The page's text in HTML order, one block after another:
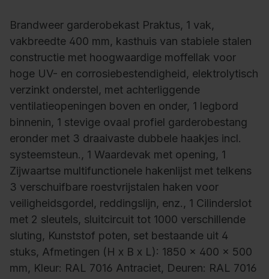
Brandweer garderobekast Praktus, 1 vak,
vakbreedte 400 mm, kasthuis van stabiele stalen
constructie met hoogwaardige moffellak voor
hoge UV- en corrosiebestendigheid, elektrolytisch
verzinkt onderstel, met achterliggende
ventilatieopeningen boven en onder, 1 legbord
binnenin, 1 stevige ovaal profiel garderobestang
eronder met 3 draaivaste dubbele haakjes incl.
systeemsteun., 1 Waardevak met opening, 1
Zijwaartse multifunctionele hakenlijst met telkens
3 verschuifbare roestvrijstalen haken voor
veiligheidsgordel, reddingslijn, enz., 1 Cilinderslot
met 2 sleutels, sluitcircuit tot 1000 verschillende
sluting, Kunststof poten, set bestaande uit 4
stuks, Afmetingen (H x B x L): 1850 x 400 x 500
mm, Kleur: RAL 7016 Antraciet, Deuren: RAL 7016